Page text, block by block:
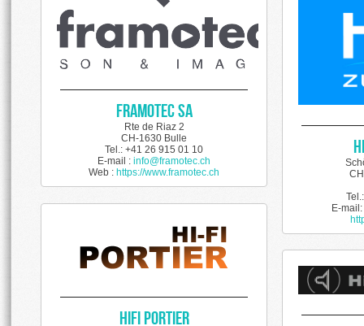
E-mail:
HiFi Portier
Framotec SA
Rte de Riaz 2
CH-1630 Bulle
Tel.: +41 26 915 01 10
E-mail : info@framotec.ch
Web : https://www.framotec.ch